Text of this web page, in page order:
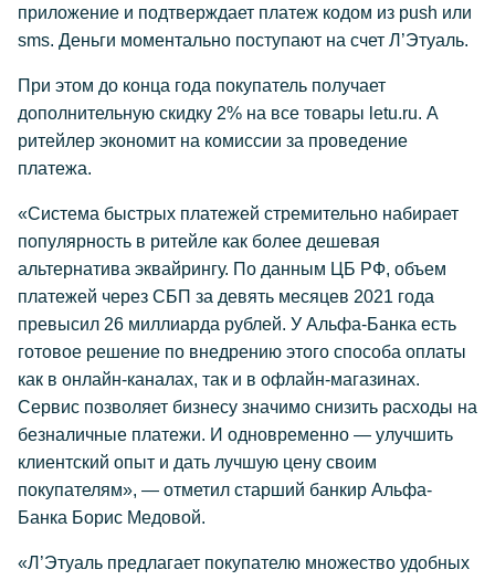
приложение и подтверждает платеж кодом из push или
sms. Деньги моментально поступают на счет Л’Этуаль.
При этом до конца года покупатель получает
дополнительную скидку 2% на все товары letu.ru. А
ритейлер экономит на комиссии за проведение
платежа.
«Система быстрых платежей стремительно набирает
популярность в ритейле как более дешевая
альтернатива эквайрингу. По данным ЦБ РФ, объем
платежей через СБП за девять месяцев 2021 года
превысил 26 миллиарда рублей. У Альфа-Банка есть
готовое решение по внедрению этого способа оплаты
как в онлайн-каналах, так и в офлайн-магазинах.
Сервис позволяет бизнесу значимо снизить расходы на
безналичные платежи. И одновременно — улучшить
клиентский опыт и дать лучшую цену своим
покупателям», — отметил старший банкир Альфа-
Банка Борис Медовой.
«Л’Этуаль предлагает покупателю множество удобных